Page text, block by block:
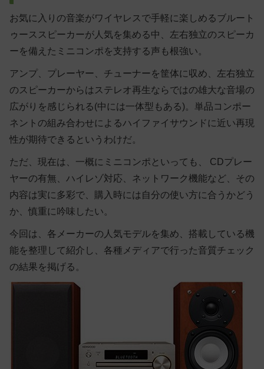
お気に入りの音楽がワイヤレスで手軽に楽しめるブルート
ゥーススピーカーが人気を集める中、左右独立のスピーカ
ーを備えたミニコンポを支持する声も根強い。
アンプ、プレーヤー、チューナーを筐体に収め、左右独立
のスピーカーからはステレオ再生ならではの雄大な音場の
広がりを感じられる(中には一体型もある)。単品コンポー
ネントの組み合わせによるハイファイサウンドに近い再現
性が期待できるというわけだ。
ただ、現在は、一概にミニコンポといっても、 CDプレー
ヤーの有無、ハイレゾ対応、ネットワーク機能など、その
内容は実に多彩で、購入時には自分の使い方に合うかどう
か、慎重に吟味したい。
今回は、各メーカーの人気モデルを集め、搭載している機
能を整理して紹介し、各種メディアで行った音質チェック
の結果を掲げる。